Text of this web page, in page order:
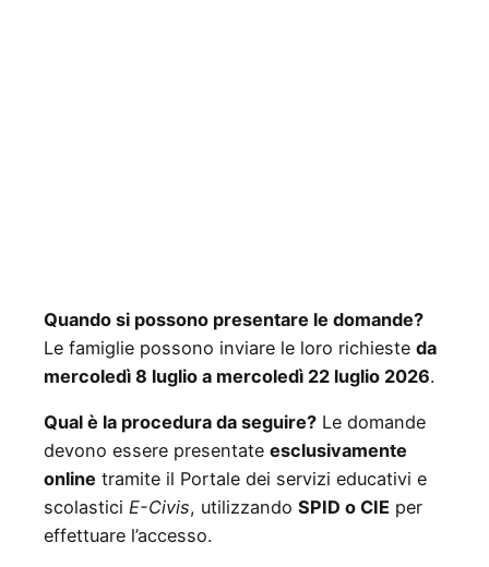
Quando si possono presentare le domande?
Le famiglie possono inviare le loro richieste da
mercoledì 8 luglio a mercoledì 22 luglio 2026.
Qual è la procedura da seguire? Le domande
devono essere presentate esclusivamente
online tramite il Portale dei servizi educativi e
scolastici E-Civis, utilizzando SPID o CIE per
effettuare l’accesso.